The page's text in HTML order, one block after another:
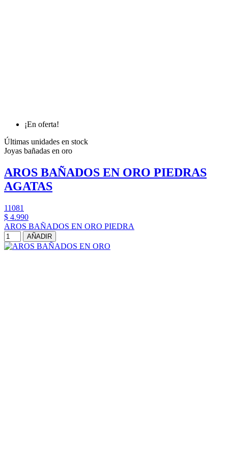
¡En oferta!
Últimas unidades en stock
Joyas bañadas en oro
AROS BAÑADOS EN ORO PIEDRAS
AGATAS
11081
$ 4.990
AROS BAÑADOS EN ORO PIEDRA
AÑADIR